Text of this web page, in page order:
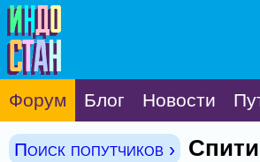
Форум Блог Новости
Поиск попутчиков ›